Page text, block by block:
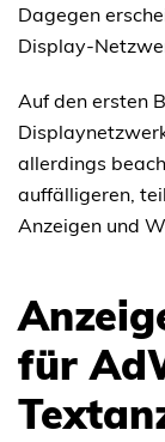
Dagegen
Display-
Auf den ersten
allerdings
auffälligeren,
Anzeigen und
für